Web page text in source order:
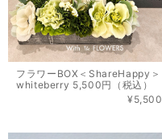
フラワーBOX＜ShareHappy＞
whiteberry 5,500円（税込）
¥5,500